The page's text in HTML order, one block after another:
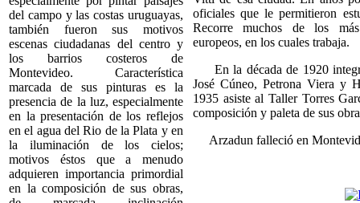
del campo y las costas uruguayas,
también fueron sus motivos
escenas ciudadanas del centro y
los barrios costeros de
Montevideo. Característica
marcada de sus pinturas es la
presencia de la luz, especialmente
en la presentación de los reflejos
en el agua del Rio de la Plata y en
la iluminación de los cielos;
motivos éstos que a menudo
adquieren importancia primordial
en la composición de sus obras,
oficiales que le permitieron
Recorre muchos de los
europeos, en los cuales trabaja.
En la década de 1920
José Cúneo, Petrona Viera y
1935 asiste al Taller Torres
composición y paleta de sus
Arzadun falleció en